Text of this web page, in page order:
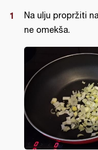
Na ulju propržiti
ne omekša.